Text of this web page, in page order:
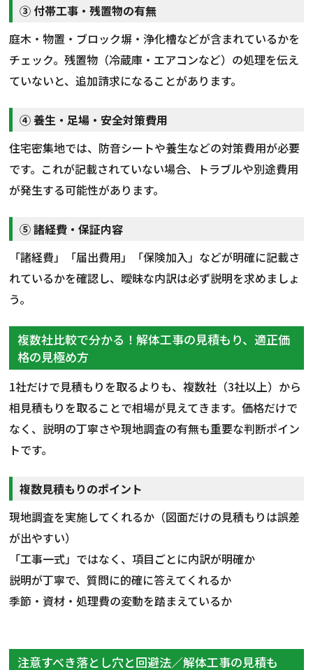
③ 付帯工事・残置物の有無
庭木・物置・ブロック塀・浄化槽などが含まれているかを
チェック。残置物（冷蔵庫・エアコンなど）の処理を伝え
ていないと、追加請求になることがあります。
④ 養生・足場・安全対策費用
住宅密集地では、防音シートや養生などの対策費用が必要
です。これが記載されていない場合、トラブルや別途費用
が発生する可能性があります。
⑤ 諸経費・保証内容
「諸経費」「届出費用」「保険加入」などが明確に記載さ
れているかを確認し、曖昧な内訳は必ず説明を求めましょ
う。
複数社比較で分かる！解体工事の見積もり、適正価
格の見極め方
1社だけで見積もりを取るよりも、複数社（3社以上）から
相見積もりを取ることで相場が見えてきます。価格だけで
なく、説明の丁寧さや現地調査の有無も重要な判断ポイン
トです。
複数見積もりのポイント
現地調査を実施してくれるか（図面だけの見積もりは誤差
が出やすい）
「工事一式」ではなく、項目ごとに内訳が明確か
説明が丁寧で、質問に的確に答えてくれるか
季節・資材・処理費の変動を踏まえているか
注意すべき落とし穴と回避法／解体工事の見積も